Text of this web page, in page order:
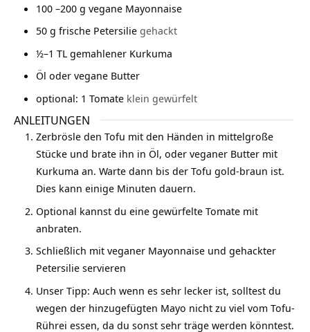
100 –200 g vegane Mayonnaise
50 g frische Petersilie gehackt
½–1 TL gemahlener Kurkuma
Öl oder vegane Butter
optional: 1 Tomate klein gewürfelt
ANLEITUNGEN
Zerbrösle den Tofu mit den Händen in mittelgroße
Stücke und brate ihn in Öl, oder veganer Butter mit
Kurkuma an. Warte dann bis der Tofu gold-braun ist.
Dies kann einige Minuten dauern.
Optional kannst du eine gewürfelte Tomate mit
anbraten.
Schließlich mit veganer Mayonnaise und gehackter
Petersilie servieren
Unser Tipp: Auch wenn es sehr lecker ist, solltest du
wegen der hinzugefügten Mayo nicht zu viel vom Tofu-
Rührei essen, da du sonst sehr träge werden könntest.